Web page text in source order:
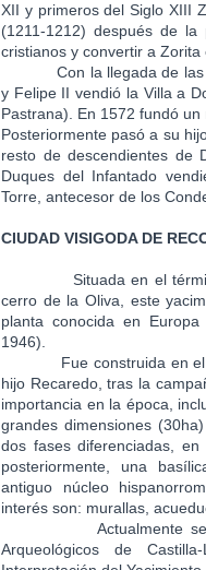
XII y primeros del Siglo XIII
(1211-1212) después de
cristianos y convertir a
Con la llegada de las
y Felipe II vendió la Villa a
Pastrana). En 1572 fundó
Posteriormente pasó a su
resto de descendientes de
Duques del Infantado
Torre, antecesor de los
CIUDAD VISIGODA DE
Situada en el
cerro de la Oliva, este
planta conocida en
1946).
Fue construida en el
hijo Recaredo, tras la
importancia en la época,
grandes dimensiones
dos fases diferenciadas,
posteriormente, una
antiguo núcleo
interés son: murallas,
Actualmente se
Arqueológicos de